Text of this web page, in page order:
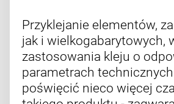
Przyklejanie elementów,
jak i wielkogabarytowych,
zastosowania kleju o
parametrach
poświęcić nieco więcej